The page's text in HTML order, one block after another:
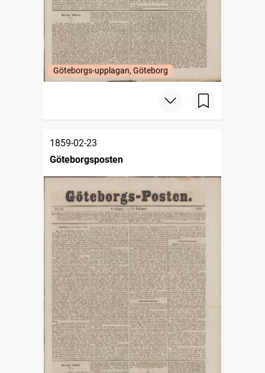
Göteborgs-upplagan, Göteborg
1859-02-23
Göteborgsposten